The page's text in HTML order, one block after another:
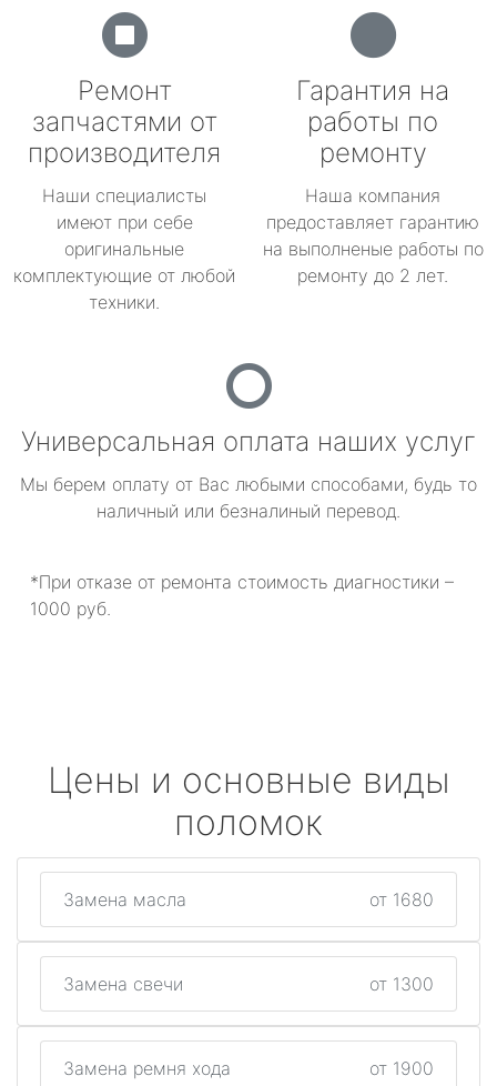
Ремонт
запчастями от
производителя
Наши специалисты
имеют при себе
оригинальные
комплектующие от любой
техники.
Гарантия на
работы по
ремонту
Наша компания
предоставляет гарантию
на выполненые работы по
ремонту до 2 лет.
Универсальная оплата наших услуг
Мы берем оплату от Вас любыми способами, будь то
наличный или безналиный перевод.
*При отказе от ремонта стоимость диагностики –
1000 руб.
Цены и основные виды
поломок
Замена масла от 1680
Замена свечи от 1300
Замена ремня хода от 1900